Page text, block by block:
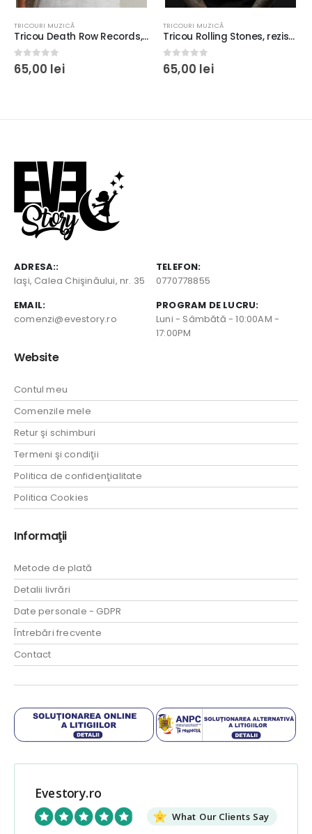
TRICOURI MUZICĂ
Tricou Death Row Records, bumbac 100%, regular fit, imprimeu rezistent la spălări, culoare alb/negru
0 out of 5
65,00 lei
TRICOURI MUZICĂ
Tricou Rolling Stones, rezistent la spălări, bumbac 100%, Regular Fit
0 out of 5
65,00 lei
ADRESA::
Iaşi, Calea Chişinăului, nr. 35
TELEFON:
0770778855
EMAIL:
comenzi@evestory.ro
PROGRAM DE LUCRU:
Luni - Sâmbătă - 10:00AM -
17:00PM
Website
Contul meu
Comenzile mele
Retur şi schimburi
Termeni şi condiţii
Politica de confidenţialitate
Politica Cookies
Informaţii
Metode de plată
Detalii livrări
Date personale - GDPR
Întrebări frecvente
Contact
Evestory.ro
What Our Clients Say